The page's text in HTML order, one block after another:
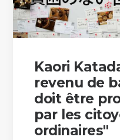
Kaori
revenu de
doit être
par les
ordinaires"